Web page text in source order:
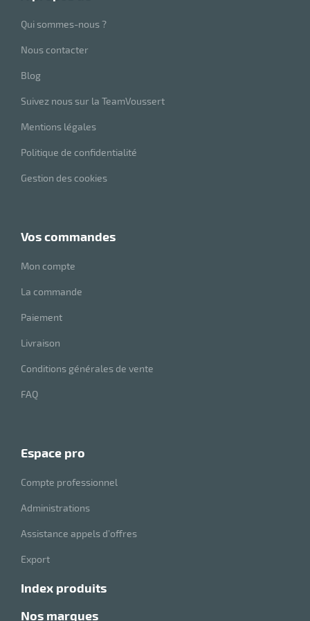
Qui sommes-nous ?
Nous contacter
Blog
Suivez nous sur la TeamVoussert
Mentions légales
Politique de confidentialité
Gestion des cookies
vos commandes
Mon compte
La commande
Paiement
Livraison
Conditions générales de vente
FAQ
espace pro
Compte professionnel
Administrations
Assistance appels d’offres
Export
index produits
nos marques